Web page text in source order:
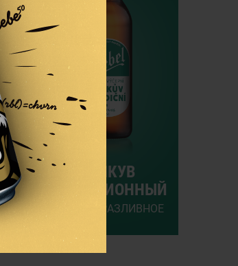
ГАШКУВ
ТРАДИЦИОННЫЙ
СВЕТЛОЕ РАЗЛИВНОЕ